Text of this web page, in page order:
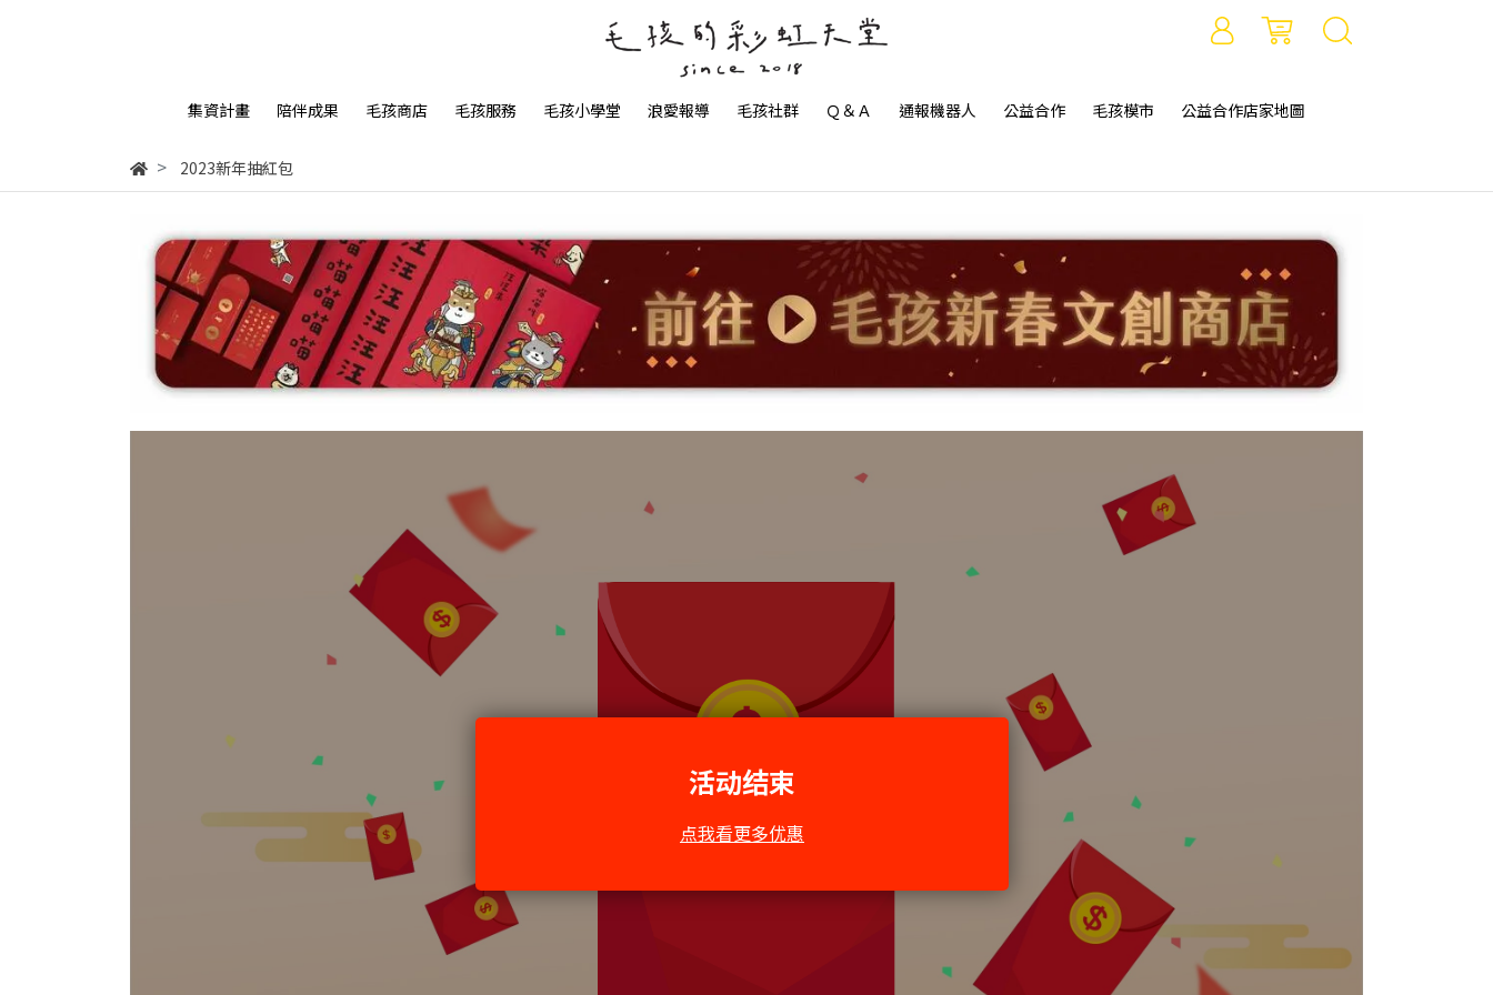
集資計畫 陪伴成果 毛孩商店 毛孩服務 毛孩小學堂 浪愛報導 毛孩社群 Ｑ＆Ａ 通報機器人 公益合作 毛孩模市 公益合作店家地圖
2023新年抽紅包